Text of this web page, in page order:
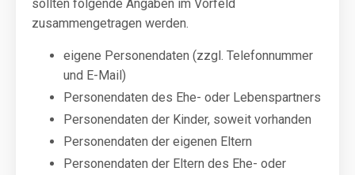
sollten folgende Angaben im Vorfeld
zusammengetragen werden.
eigene Personendaten (zzgl. Telefonnummer
und E-Mail)
Personendaten des Ehe- oder Lebenspartners
Personendaten der Kinder, soweit vorhanden
Personendaten der eigenen Eltern
Personendaten der Eltern des Ehe- oder